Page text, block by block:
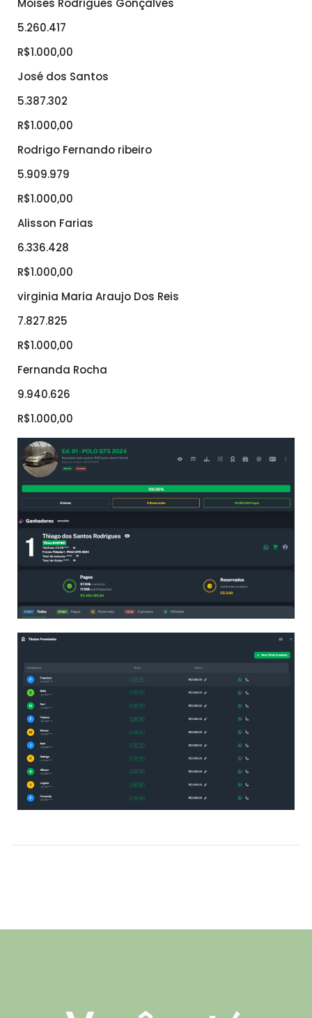
Moises Rodrigues Gonçalves
5.260.417
R$1.000,00
José dos Santos
5.387.302
R$1.000,00
Rodrigo Fernando ribeiro
5.909.979
R$1.000,00
Alisson Farias
6.336.428
R$1.000,00
virginia Maria Araujo Dos Reis
7.827.825
R$1.000,00
Fernanda Rocha
9.940.626
R$1.000,00